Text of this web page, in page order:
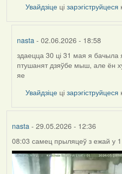
Увайдзіце цізарэгіструйцеся
nasta - 02.06.2026 - 18:58
In
reply
to
здаецца 30 ці 31 мая я бачыла
птушанят дзяўбе мыш, але ён
яе
Увайдзіце цізарэгіструйцеся
nasta - 29.05.2026 - 12:36
08:03 самец прыляцеў з ежай у